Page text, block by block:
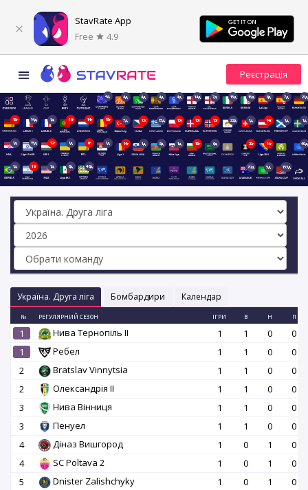
StavRate App
Free
4.9
4д 4д 4д 4д 4д 14д 7д 15д 15д 8д 7д 21д
15г 14д 1д 16г 14г 15г 7д 13г 15д 15г 13г 13г 22д 1д 14г 1д 1д
1д 15д 12г 1д 6г 1д 14г 1д 8д 1д 15г 6д 20г 14г 40д
1д 19г 1д 8д 48д 70д 5д 153д
Україна. Друга ліга Бомбардири Календар
№ РЕГУЛЯРНИЙ СЕЗОН ІГРИ В Н П
1 Нива Тернопіль II 1 1 0
0
1
Ребел 1 1 0
0
2
Bratslav Vinnytsia 1 1 0
0
2
Олександрія II 1 1 0
0
3
Нива Вінниця 1 1 0
0
3
Пенуел 1 1 0
0
4
Діназ Вишгород 1 0 1
0
4
SC Poltava 2 1 0 1
0
5
Dnister Zalishchyky 1 0 1
0